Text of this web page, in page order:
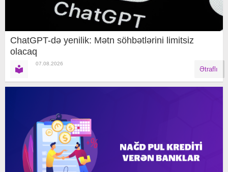
ChatGPT-də yenilik: Mətn söhbətlərini limitsiz
olacaq
07.08.2026
Ətraflı